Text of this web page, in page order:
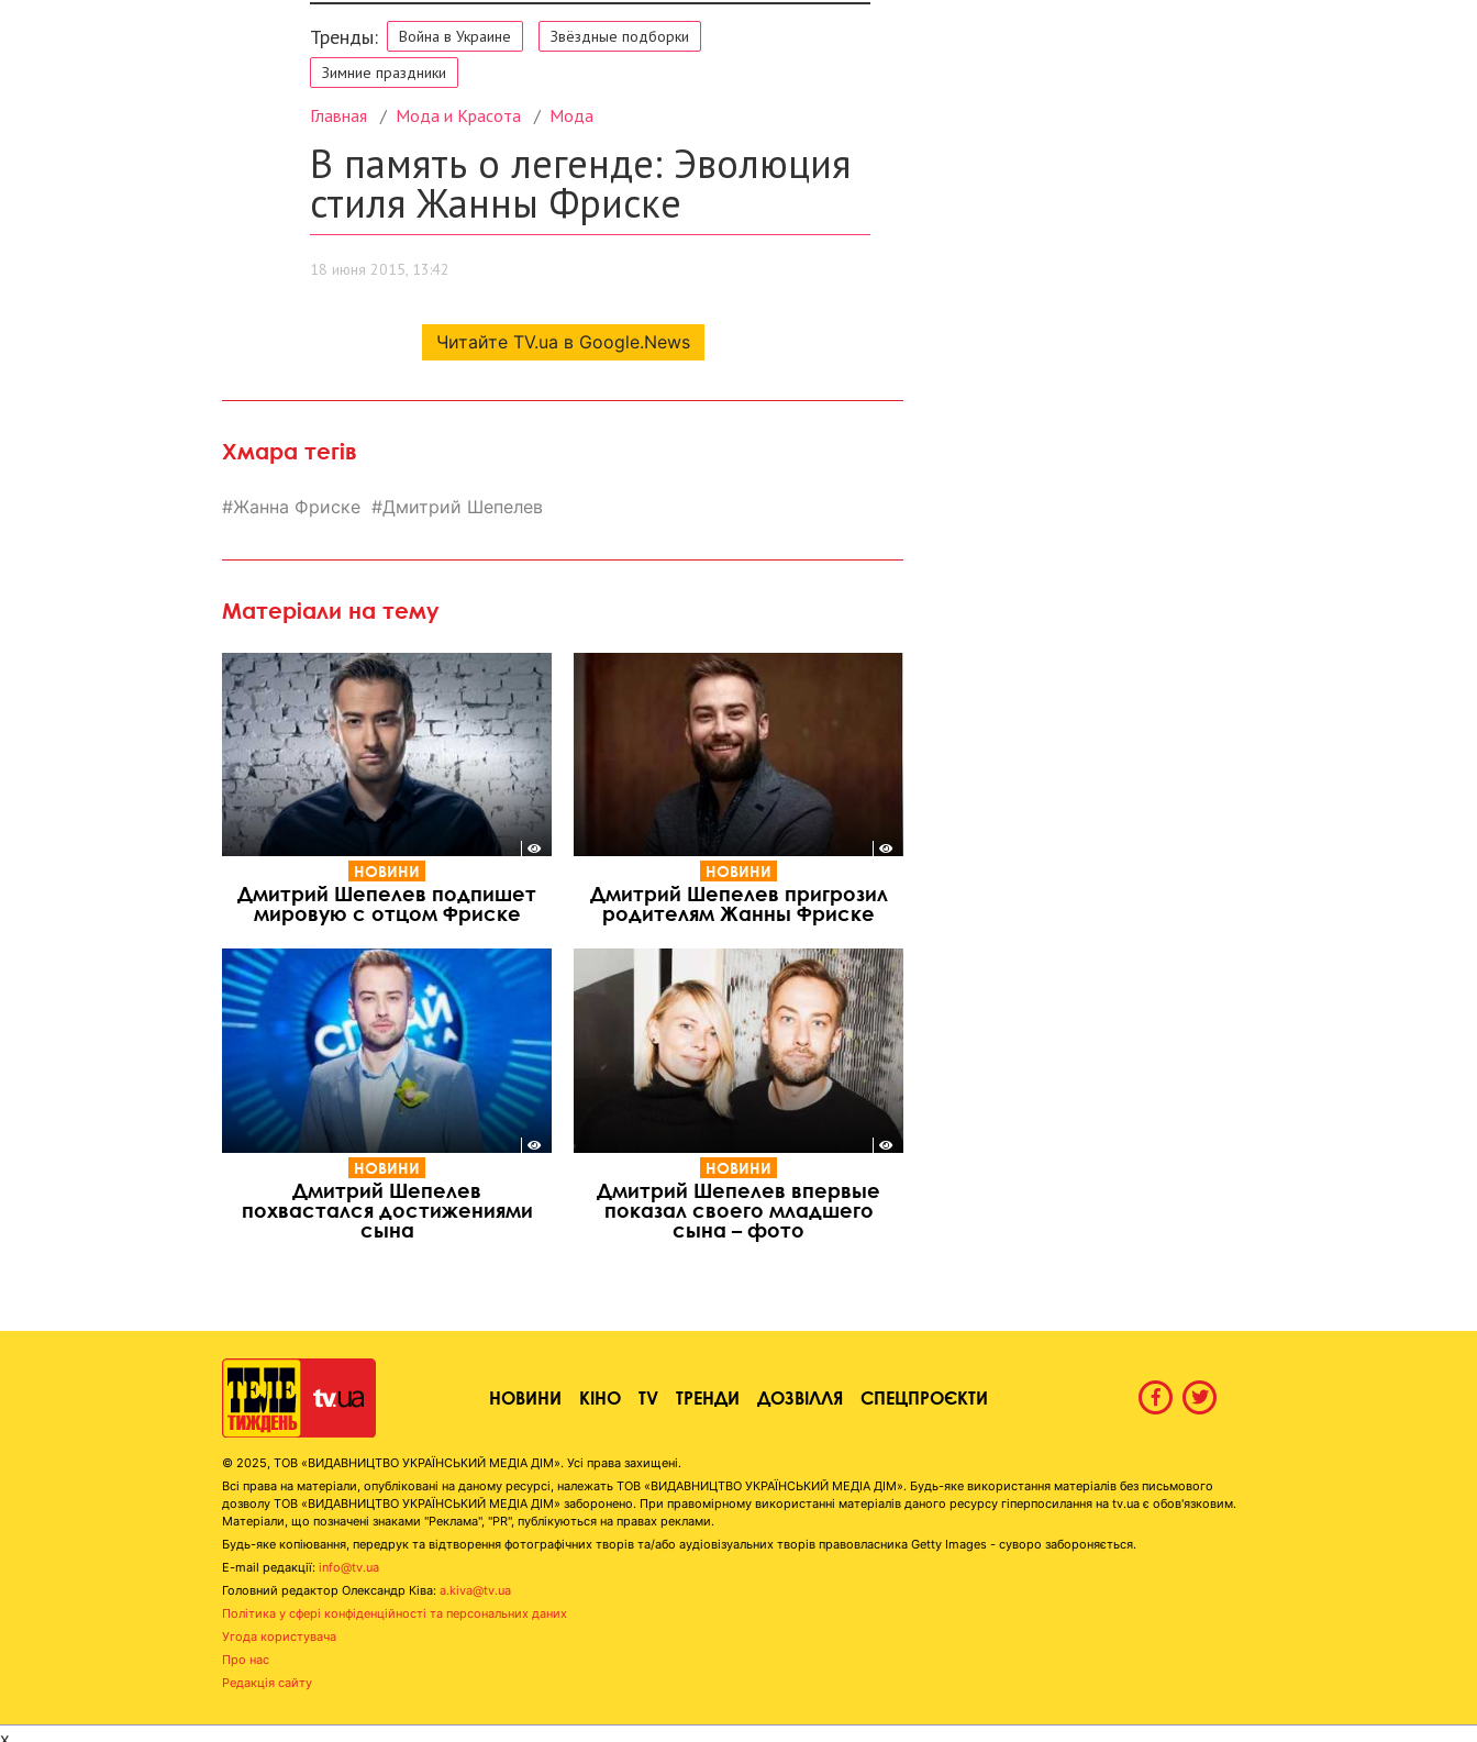
Читайте TV.ua в Google.News
Хмара тегів
Жанна Фриске Дмитрий Шепелев
Матеріали на тему
НОВИНИ
Дмитрий Шепелев подпишет
мировую с отцом Фриске
НОВИНИ
Дмитрий Шепелев пригрозил
родителям Жанны Фриске
НОВИНИ
Дмитрий Шепелев
похвастался достижениями
сына
НОВИНИ
Дмитрий Шепелев впервые
показал своего младшего
сына – фото
НОВИНИ КІНО TV ТРЕНДИ ДОЗВІЛЛЯ СПЕЦПРОЄКТИ
© 2025, ТОВ «ВИДАВНИЦТВО УКРАЇНСЬКИЙ МЕДІА ДІМ». Усі права захищені.
Всі права на матеріали, опубліковані на даному ресурсі, належать ТОВ «ВИДАВНИЦТВО УКРАЇНСЬКИЙ МЕДІА ДІМ». Будь-яке використання матеріалів без письмового
дозволу ТОВ «ВИДАВНИЦТВО УКРАЇНСЬКИЙ МЕДІА ДІМ» заборонено. При правомірному використанні матеріалів даного ресурсу гіперпосилання на tv.ua є обов'язковим.
Матеріали, що позначені знаками "Реклама", "PR", публікуються на правах реклами.
Будь-яке копіювання, передрук та відтворення фотографічних творів та/або аудіовізуальних творів правовласника Getty Images - суворо забороняється.
E-mail редакції: info@tv.ua
Головний редактор Олександр Ківа: a.kiva@tv.ua
Політика у сфері конфіденційності та персональних даних
Угода користувача
Про нас
Редакція сайту